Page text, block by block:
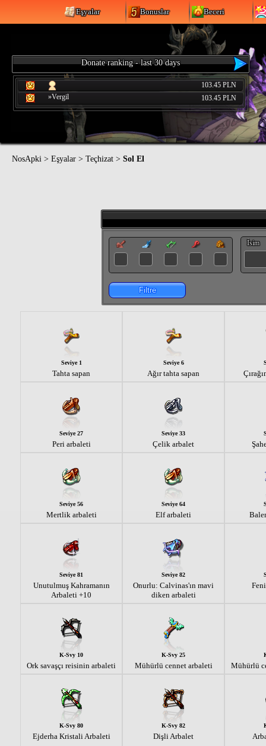
Eşyalar Bonuslar Beceri
Donate ranking - last 30 days
103.45 PLN
»Vergil
103.45 PLN
NosApki > Eşyalar > Teçhizat > Sol El
İsim
Filtre
Seviye 1
Tahta sapan
Seviye 6
Ağır tahta sapan
Seviye 27
Peri arbaleti
Seviye 33
Çelik arbalet
Seviye 56
Mertlik arbaleti
Seviye 64
Elf arbaleti
Seviye 81
Unutulmuş Kahramanın
Arbaleti +10
Seviye 82
Onurlu: Calvinas'ın mavi
diken arbaleti
K-Svy 10
Ork savaşçı reisinin arbaleti
K-Svy 25
Mühürlü cennet arbaleti Mühürlü
K-Svy 80
Ejderha Kristali Arbaleti
K-Svy 82
Dişli Arbalet